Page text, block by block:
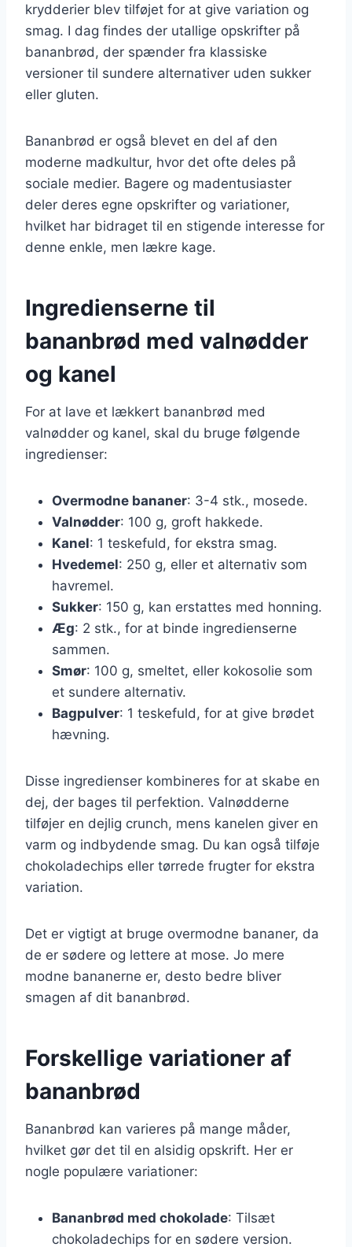
krydderier blev tilføjet for at give variation og
smag. I dag findes der utallige opskrifter på
bananbrød, der spænder fra klassiske
versioner til sundere alternativer uden sukker
eller gluten.
Bananbrød er også blevet en del af den
moderne madkultur, hvor det ofte deles på
sociale medier. Bagere og madentusiaster
deler deres egne opskrifter og variationer,
hvilket har bidraget til en stigende interesse for
denne enkle, men lækre kage.
Ingredienserne til
bananbrød med valnødder
og kanel
For at lave et lækkert bananbrød med
valnødder og kanel, skal du bruge følgende
ingredienser:
Overmodne bananer: 3-4 stk., mosede.
Valnødder: 100 g, groft hakkede.
Kanel: 1 teskefuld, for ekstra smag.
Hvedemel: 250 g, eller et alternativ som
havremel.
Sukker: 150 g, kan erstattes med honning.
Æg: 2 stk., for at binde ingredienserne
sammen.
Smør: 100 g, smeltet, eller kokosolie som
et sundere alternativ.
Bagpulver: 1 teskefuld, for at give brødet
hævning.
Disse ingredienser kombineres for at skabe en
dej, der bages til perfektion. Valnødderne
tilføjer en dejlig crunch, mens kanelen giver en
varm og indbydende smag. Du kan også tilføje
chokoladechips eller tørrede frugter for ekstra
variation.
Det er vigtigt at bruge overmodne bananer, da
de er sødere og lettere at mose. Jo mere
modne bananerne er, desto bedre bliver
smagen af dit bananbrød.
Forskellige variationer af
bananbrød
Bananbrød kan varieres på mange måder,
hvilket gør det til en alsidig opskrift. Her er
nogle populære variationer:
Bananbrød med chokolade: Tilsæt
chokoladechips for en sødere version.